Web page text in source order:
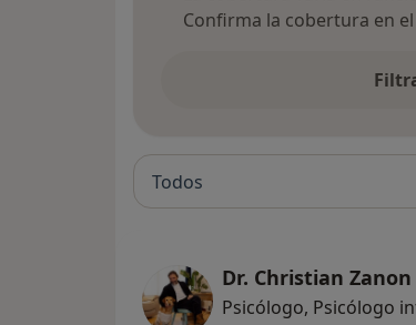
Confirma la cobertura en
Todos
Dr. Christian Zanon
Psicólogo, Psicólogo